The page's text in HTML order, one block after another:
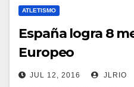
ATLETISMO
España logra 8
Europeo
JUL 12, 2016 JLRIO